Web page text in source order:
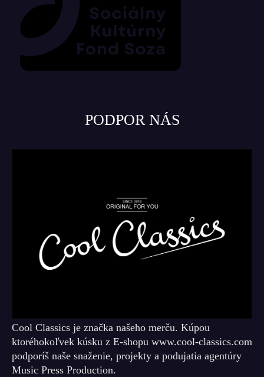
PODPOR NÁS
Cool Classics je značka našeho merču. Kúpou
ktoréhokoľvek kúsku z E-shopu www.cool-classics.com
podporíš naše snaženie, projekty a podujatia agentúry
Music Press Production.